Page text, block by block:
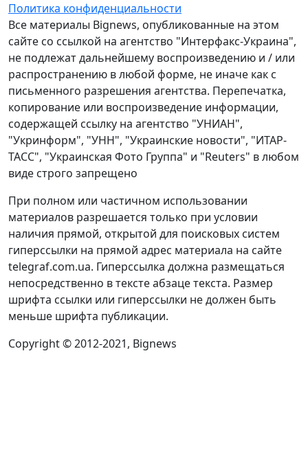
Политика конфиденциальности
Все материалы Bignews, опубликованные на этом
сайте со ссылкой на агентство "Интерфакс-Украина",
не подлежат дальнейшему воспроизведению и / или
распространению в любой форме, не иначе как с
письменного разрешения агентства. Перепечатка,
копирование или воспроизведение информации,
содержащей ссылку на агентство "УНИАН",
"Укринформ", "УНН", "Украинские новости", "ИТАР-
ТАСС", "Украинская Фото Группа" и "Reuters" в любом
виде строго запрещено
При полном или частичном использовании
материалов разрешается только при условии
наличия прямой, открытой для поисковых систем
гиперссылки на прямой адрес материала на сайте
telegraf.com.ua. Гиперссылка должна размещаться
непосредственно в тексте абзаце текста. Размер
шрифта ссылки или гиперссылки не должен быть
меньше шрифта публикации.
Copyright © 2012-2021, Bignews